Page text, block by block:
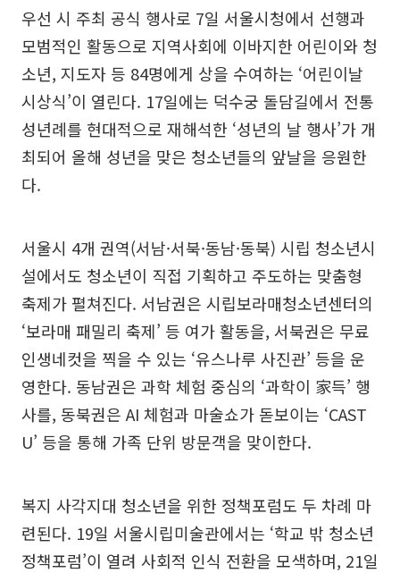
우선 시 주최 공식 행사로 7일 서울시청에서 선행과
모범적인 활동으로 지역사회에 이바지한 어린이와 청
소년, 지도자 등 84명에게 상을 수여하는 ‘어린이날
시상식’이 열린다. 17일에는 덕수궁 돌담길에서 전통
성년례를 현대적으로 재해석한 ‘성년의 날 행사’가 개
최되어 올해 성년을 맞은 청소년들의 앞날을 응원한
다.
서울시 4개 권역(서남·서북·동남·동북) 시립 청소년시
설에서도 청소년이 직접 기획하고 주도하는 맞춤형
축제가 펼쳐진다. 서남권은 시립보라매청소년센터의
‘보라매 패밀리 축제’ 등 여가 활동을, 서북권은 무료
인생네컷을 찍을 수 있는 ‘유스나루 사진관’ 등을 운
영한다. 동남권은 과학 체험 중심의 ‘과학이 家득’ 행
사를, 동북권은 AI 체험과 마술쇼가 돋보이는 ‘CAST
U’ 등을 통해 가족 단위 방문객을 맞이한다.
복지 사각지대 청소년을 위한 정책포럼도 두 차례 마
련된다. 19일 서울시립미술관에서는 ‘학교 밖 청소년
정책포럼’이 열려 사회적 인식 전환을 모색하며, 21일